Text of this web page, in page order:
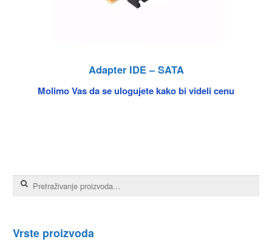
Adapter IDE – SATA
Molimo Vas da se ulogujete kako bi videli cenu
Pretraga za:
Vrste proizvoda